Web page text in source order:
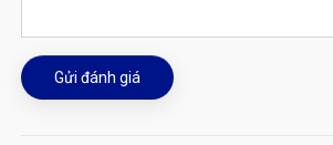
Gửi đánh giá